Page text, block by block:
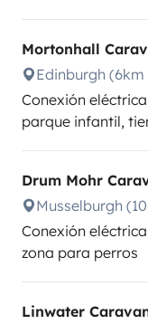
Mortonhall
Edinburgh (6km
Conexión
parque infantil,
Drum Mohr
Musselburgh
Conexión
zona para perros
Linwater